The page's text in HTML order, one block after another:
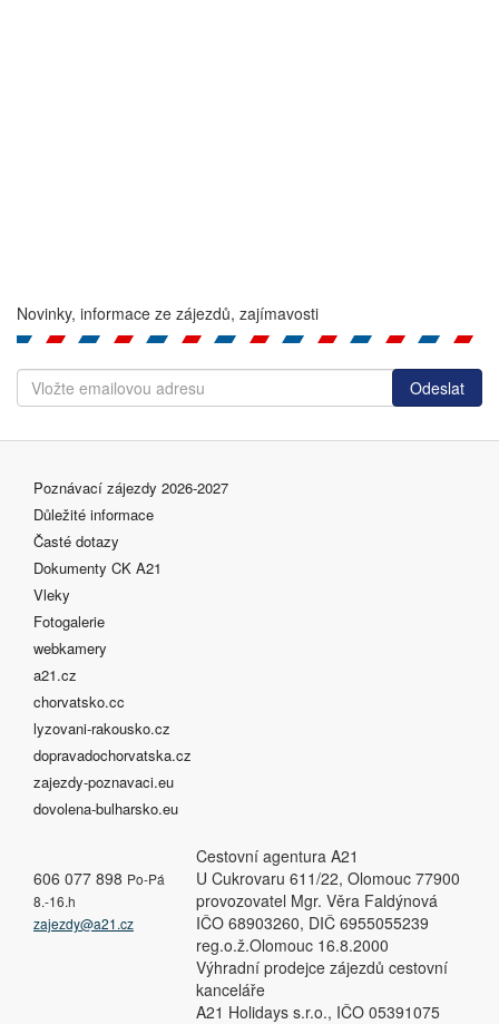
Novinky, informace ze zájezdů, zajímavosti
Poznávací zájezdy 2026-2027
Důležité informace
Časté dotazy
Dokumenty CK A21
Vleky
Fotogalerie
webkamery
a21.cz
chorvatsko.cc
lyzovani-rakousko.cz
dopravadochorvatska.cz
zajezdy-poznavaci.eu
dovolena-bulharsko.eu
606 077 898 Po-Pá
8.-16.h
zajezdy@a21.cz
Cestovní agentura A21
U Cukrovaru 611/22, Olomouc 77900
provozovatel Mgr. Věra Faldýnová
IČO 68903260, DIČ 6955055239
reg.o.ž.Olomouc 16.8.2000
Výhradní prodejce zájezdů cestovní
kanceláře
A21 Holidays s.r.o., IČO 05391075